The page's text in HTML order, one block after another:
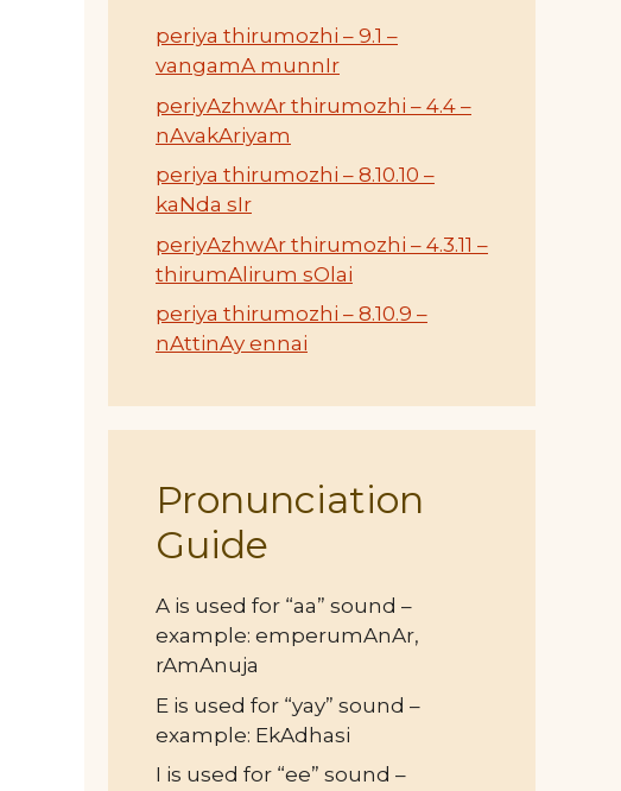
periya thirumozhi – 9.1 –
vangamA munnIr
periyAzhwAr thirumozhi – 4.4 –
nAvakAriyam
periya thirumozhi – 8.10.10 –
kaNda sIr
periyAzhwAr thirumozhi – 4.3.11 –
thirumAlirum sOlai
periya thirumozhi – 8.10.9 –
nAttinAy ennai
Pronunciation
Guide
A is used for “aa” sound –
example: emperumAnAr,
rAmAnuja
E is used for “yay” sound –
example: EkAdhasi
I is used for “ee” sound –